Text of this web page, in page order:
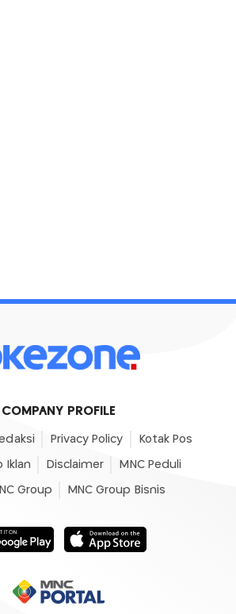
COMPANY PROFILE
Privacy Policy Kotak Pos
Iklan Disclaimer MNC Peduli
Group MNC Group Bisnis